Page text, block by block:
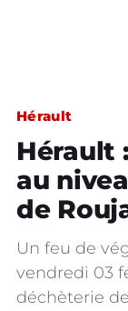
Hérault
Hérault
au
de
Un feu de
vendredi 03
déchèterie